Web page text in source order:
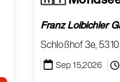
Franz Loibichler
Schloßhof 3e,
Sep 15,2026